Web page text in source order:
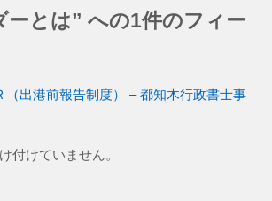
ーとは” への1件のフィー
（出港前報告制度） – 都知木行政書士事
付けていません。